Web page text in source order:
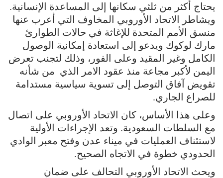
يحتاج أكثر من ثلثي سكانها إلى المساعدة الإنسانية.
ويشاطر الاتحاد الأوروبي المخاوف التي أعرب عنها
منسق الأمم المتحدة للإغاثة في حالات الطوارئ
مارك لوكوك ويدعو إلى استعادة إمكانية الوصول
الكامل وغير المقيد وعلى الفور، وذلك لتجنب تعرض
اليمن لأكبر مجاعة منذ عقود الامر الذي من شأنه
تقويض آفاق التوصل إلى تسوية سياسية مستدامة
للصراع الجاري.
وعلى هذا الأساس، كان الاتحاد الأوروبي على اتصال
مع السلطات السعودية. وتعد الإجراءات الأولية
لاستئناف العمليات في ميناء عدن وفتح معبر الوادي
الحدودي خطوة في الاتجاه الصحيح.
ويحث الاتحاد الأوروبي التحالف على ضمان